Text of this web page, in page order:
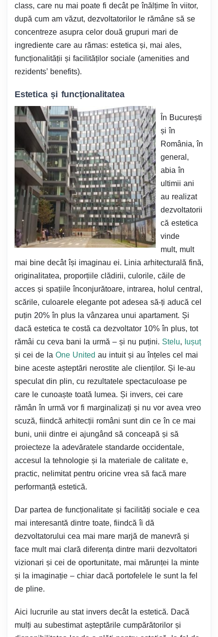
class, care nu mai poate fi decât pe înălțime în viitor,
după cum am văzut, dezvoltatorilor le rămâne să se
concentreze asupra celor două grupuri mari de
ingrediente care au rămas: estetica și, mai ales,
funcționalității și facilităților sociale (amenities and
rezidents’ benefits).
Estetica și funcționalitatea
În București
și în
România, în
general,
abia în
ultimii ani
au realizat
dezvoltatorii
că estetica
vinde
mult, mult
mai bine decât își imaginau ei. Linia arhitecturală fină,
originalitatea, proporțiile clădirii, culorile, căile de
acces și spațiile înconjurătoare, intrarea, holul central,
scările, culoarele elegante pot adesea să-ți aducă cel
puțin 20% în plus la vânzarea unui apartament. Și
dacă estetica te costă ca dezvoltator 10% în plus, tot
rămâi cu ceva bani la urmă – și nu puțini. Stelu,
Iușuț
și cei de la One United au intuit și au înțeles cel mai
bine aceste așteptări nerostite ale clienților. Și le-au
speculat din plin, cu rezultatele spectaculoase pe
care le cunoaște toată lumea. Și invers, cei care
rămân în urmă vor fi marginalizați și nu vor avea vreo
scuză, fiindcă arhitecții români sunt din ce în ce mai
buni, unii dintre ei ajungând să conceapă și să
proiecteze la adevăratele standarde occidentale,
accesul la tehnologie și la materiale de calitate e,
practic, nelimitat pentru oricine vrea să facă mare
performanță estetică.
Dar partea de funcționalitate și facilități sociale e cea
mai interesantă dintre toate, fiindcă îi dă
dezvoltatorului cea mai mare marjă de manevră și
face mult mai clară diferența dintre marii dezvoltatori
vizionari și cei de oportunitate, mai mărunței la minte
și la imaginație – chiar dacă portofelele le sunt la fel
de pline.
Aici lucrurile au stat invers decât la estetică. Dacă
mulți au subestimat așteptările cumpărătorilor și